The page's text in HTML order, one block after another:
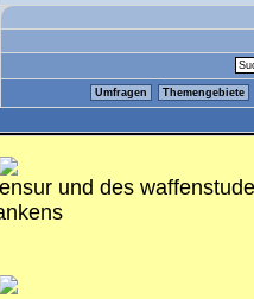
Umfragen Themengebiete
und des